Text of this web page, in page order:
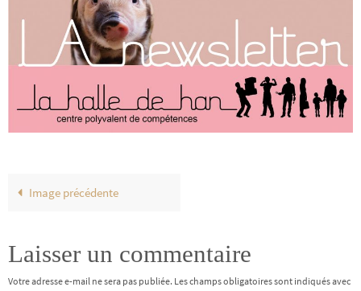
Image précédente
Laisser un commentaire
Votre adresse e-mail ne sera pas publiée. Les champs obligatoires sont indiqués avec